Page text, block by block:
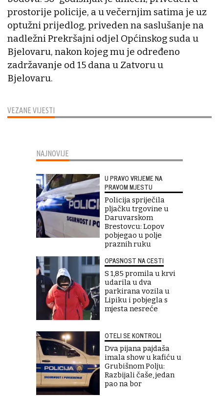
VEZANE VIJESTI
prostorije policije, a u večernjim satima je uz
optužni prijedlog, priveden na saslušanje na
nadležni Prekršajni odjel Općinskog suda u
Bjelovaru, nakon kojeg mu je određeno
zadržavanje od 15 dana u Zatvoru u
Bjelovaru.
NAJNOVIJE
U PRAVO VRIJEME NA
PRAVOM MJESTU
Policija spriječila
pljačku trgovine u
Daruvarskom
Brestovcu: Lopov
pobjegao u polje
praznih ruku
OPASNOST NA CESTI
S 1,85 promila u krvi
udarila u dva
parkirana vozila u
Lipiku i pobjegla s
mjesta nesreće
OTELI SE KONTROLI
Dva pijana pajdaša
imala show u kafiću u
Grubišnom Polju:
Razbijali čaše, jedan
pao na bor